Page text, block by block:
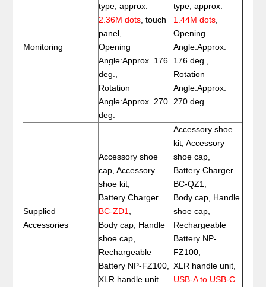
Monitoring
type, approx.
2.36M dots , touch
panel,
Opening
Angle:Approx. 176
deg.,
Rotation
Angle:Approx. 270
deg.
type, approx.
1.44M dots
Opening
Angle:Approx.
176 deg.,
Rotation
Angle:Approx.
270 deg.
Supplied
Accessories
Accessory shoe
cap, Accessory
shoe kit,
Battery Charger
BC-ZD1
Body cap, Handle
shoe cap,
Rechargeable
Battery NP-FZ100,
XLR handle unit
Accessory shoe
kit, Accessory
shoe cap,
Battery Charger
BC-QZ1,
Body cap, Handle
shoe cap,
Rechargeable
Battery NP-
FZ100,
XLR handle unit,
USB-A to USB-C